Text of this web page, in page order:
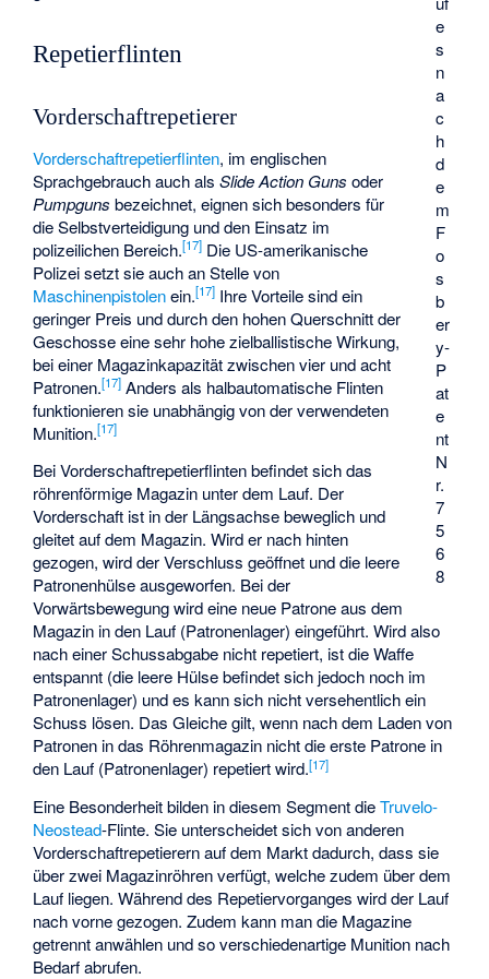
e
s
n
a
c
h
d
e
m
F
o
s
b
er
y-
P
at
e
nt
N
r.
7
5
6
8
Repetierflinten
Vorderschaftrepetierer
Vorderschaftrepetierflinten, im englischen
Sprachgebrauch auch alsSlide Action Guns oder
Pumpguns bezeichnet, eignen sich besonders für
die Selbstverteidigung und den Einsatz im
polizeilichen Bereich.[17] Die US-amerikanische
Polizei setzt sie auch an Stelle von
Maschinenpistolenein.[17] Ihre Vorteile sind ein
geringer Preis und durch den hohen Querschnitt der
Geschosse eine sehr hohe zielballistische Wirkung,
bei einer Magazinkapazität zwischen vier und acht
Patronen.[17] Anders als halbautomatische Flinten
funktionieren sie unabhängig von der verwendeten
Munition.[17]
Bei Vorderschaftrepetierflinten befindet sich das
röhrenförmige Magazin unter dem Lauf. Der
Vorderschaft ist in der Längsachse beweglich und
gleitet auf dem Magazin. Wird er nach hinten
gezogen, wird der Verschluss geöffnet und die leere
Patronenhülse ausgeworfen. Bei der
Vorwärtsbewegung wird eine neue Patrone aus dem
Magazin in den Lauf (Patronenlager) eingeführt. Wird also
nach einer Schussabgabe nicht repetiert, ist die Waffe
entspannt (die leere Hülse befindet sich jedoch noch im
Patronenlager) und es kann sich nicht versehentlich ein
Schuss lösen. Das Gleiche gilt, wenn nach dem Laden von
Patronen in das Röhrenmagazin nicht die erste Patrone in
den Lauf (Patronenlager) repetiert wird.[17]
Eine Besonderheit bilden in diesem Segment dieTruvelo-
Neostead-Flinte. Sie unterscheidet sich von anderen
Vorderschaftrepetierern auf dem Markt dadurch, dass sie
über zwei Magazinröhren verfügt, welche zudem über dem
Lauf liegen. Während des Repetiervorganges wird der Lauf
nach vorne gezogen. Zudem kann man die Magazine
getrennt anwählen und so verschiedenartige Munition nach
Bedarf abrufen.